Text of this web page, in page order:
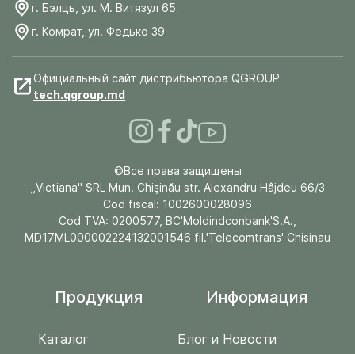
г. Бэлць, ул. М. Витязул 65
г. Комрат, ул. Федько 39
Официальный сайт дистрибьютора QGROUP
tech.qgroup.md
©Все права защищены
„Victiana" SRL Mun. Chişinău str. Alexandru Hâjdeu 66/3
Cod fiscal: 1002600028096
Cod TVA: 0200577, BC'Moldindconbank'S.A.,
MD17ML000002224132001546 fil.'Telecomtrans' Chisinau
Продукция
Каталог
Информация
Блог и Новости